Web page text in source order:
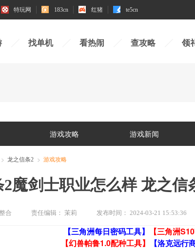
特玩网 183cn 红猪 te5cn
找单机 看热闹 查攻略 领
游戏攻略 游戏新闻
龙之信条2 游戏攻略
魔剑士职业怎么样 龙之信
合 责任编辑： 茉莉 发布时间： 2024-03-21 15:53:36
【三角洲每日密码工具】
【三角洲
【幻兽帕鲁1.0配种工具】
【洛克远行